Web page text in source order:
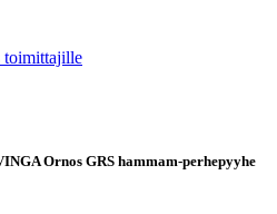
toimittajille
Ornos GRS hammam-perhepyyhe